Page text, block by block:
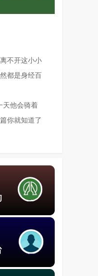
不开这小小
都是身经百
天他会骑着
你就知道了